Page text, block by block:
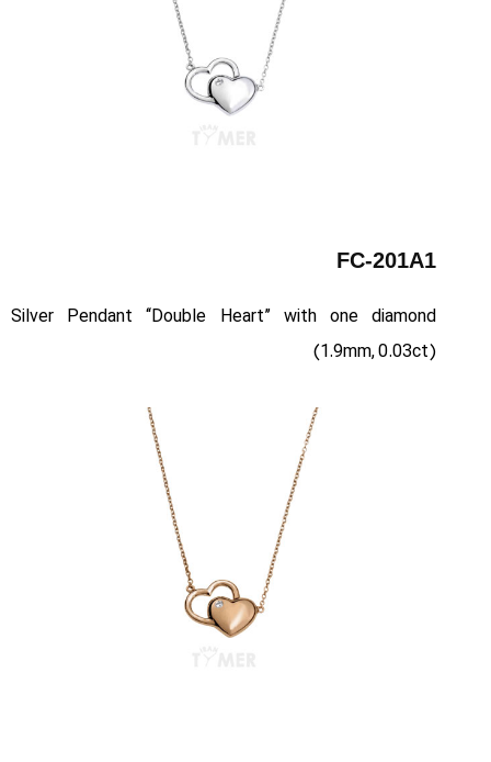
FC-201A1
Silver Pendant “Double Heart” with one diamond
(1.9mm, 0.03ct)